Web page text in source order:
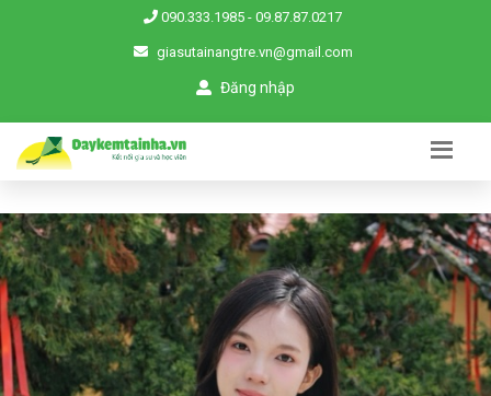
090.333.1985 - 09.87.87.0217
giasutainangtre.vn@gmail.com
Đăng nhập